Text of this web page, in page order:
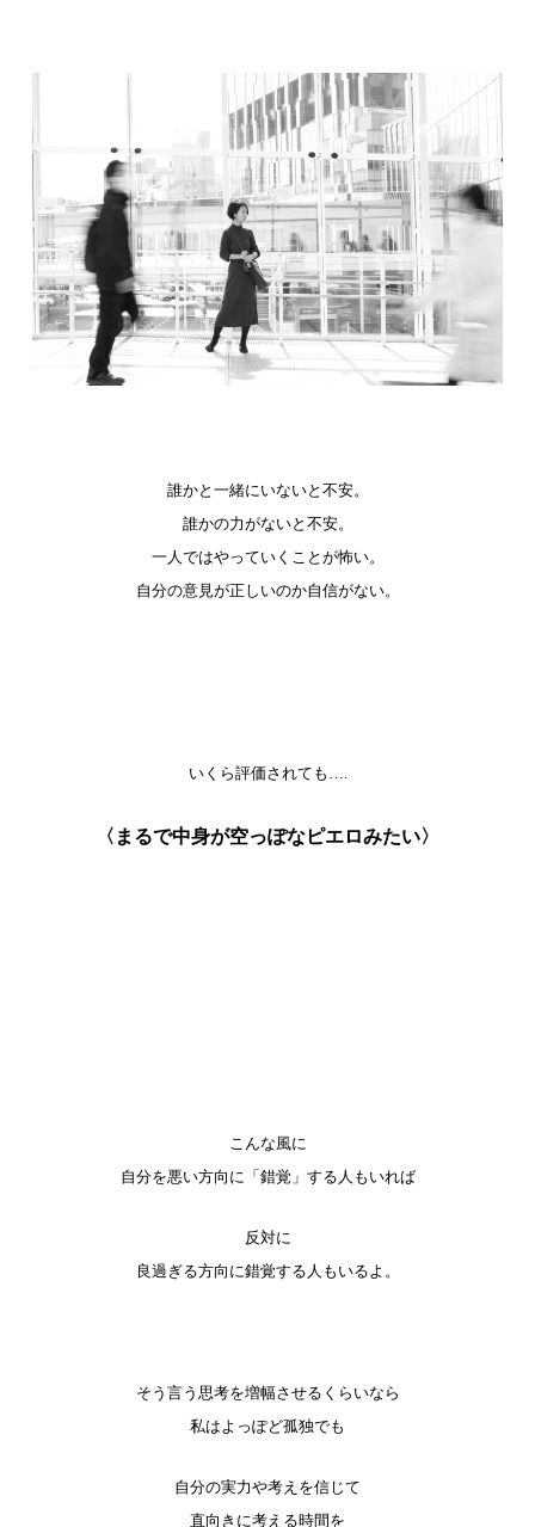
誰かと一緒にいないと不安。
誰かの力がないと不安。
一人ではやっていくことが怖い。
自分の意見が正しいのか自信がない。
いくら評価されても….
〈まるで中身が空っぽなピエロみたい〉
こんな風に
自分を悪い方向に「錯覚」する人もいれば
反対に
良過ぎる方向に錯覚する人もいるよ。
そう言う思考を増幅させるくらいなら
私はよっぽど孤独でも
自分の実力や考えを信じて
直向きに考える時間を